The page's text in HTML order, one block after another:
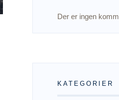
Der er ingen
KATEGORIER